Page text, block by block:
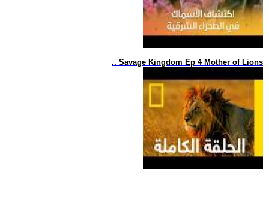
.. Savage Kingdom Ep 4 Mother of Lions